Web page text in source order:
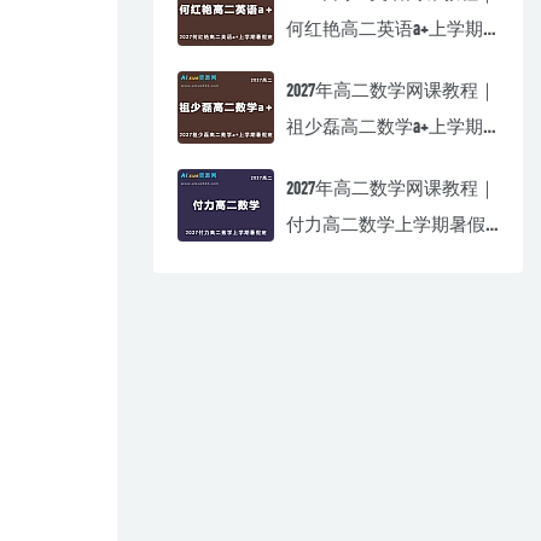
何红艳高二英语a+上学期
2027年高二数学网课教程｜
祖少磊高二数学a+上学期
2027年高二数学网课教程｜
付力高二数学上学期暑假